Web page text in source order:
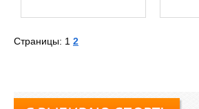
Страницы: 1 2